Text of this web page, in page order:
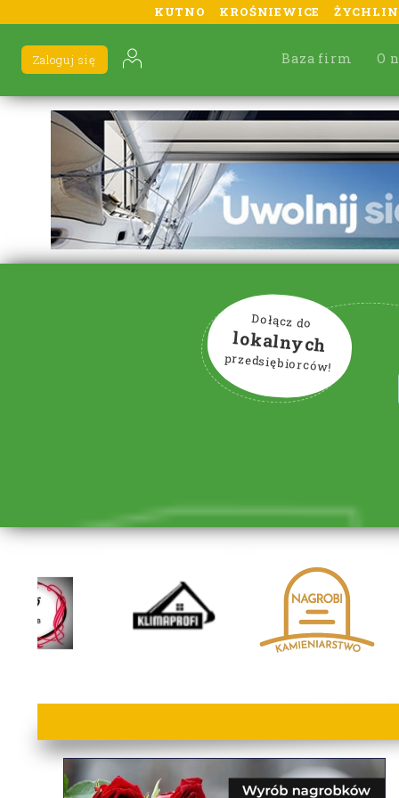
KUTNO KROŚNIEWICE ŻYCHLIN
Baza firm O
Zaloguj się
Dołącz do
lokalnych
przedsiębiorców!
lorem ipsum